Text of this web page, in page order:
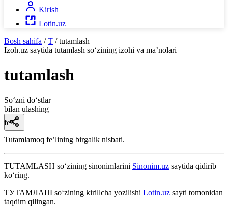
Kirish
Lotin.uz
Bosh sahifa / T / tutamlash
Izoh.uz saytida tutamlash so‘zining izohi va ma’nolari
tutamlash
So‘zni do‘stlar
bilan ulashing
fe’l
Tutamlamoq feʼlining birgalik nisbati.
TUTAMLASH so‘zining sinonimlarini Sinonim.uz saytida qidirib
ko‘ring.
ТУТАМЛАШ so‘zining kirillcha yozilishi Lotin.uz sayti tomonidan
taqdim qilingan.